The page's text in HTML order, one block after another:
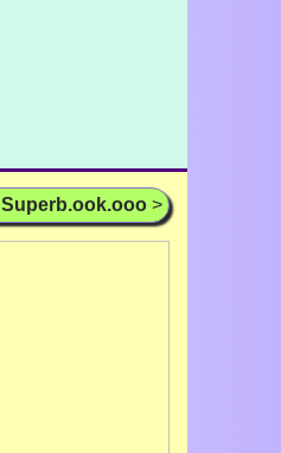
Superb.ook.ooo >